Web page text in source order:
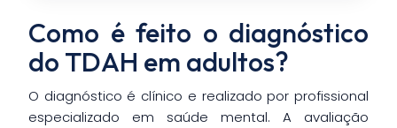
Como é feito o diagnóstico
do TDAH em adultos?
O diagnóstico é clínico e realizado por profissional
especializado em saúde mental. A avaliação